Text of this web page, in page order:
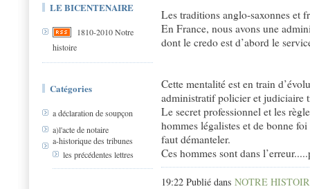
LE BICENTENAIRE
1810-2010 Notre
histoire
Catégories
a déclaration de soupçon
a)l'acte de notaire
a-historique des tribunes
les précédentes lettres
Les traditions anglo-saxonnes et
En France, nous avons une
dont le credo est d’abord le
Cette mentalité est en train
administratif policier et judiciaire
Le secret professionnel et les
hommes légalistes et de bonne
faut démanteler.
Ces hommes sont dans
19:22 Publié dans NOTRE